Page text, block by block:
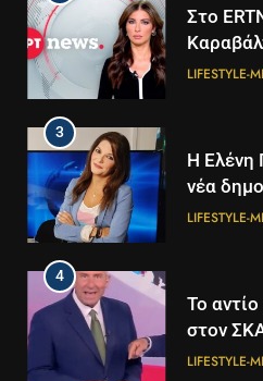
Στο
LIFESTYLE-
3
Η Ελένη
νέα
του
LIFESTYLE-
4
Το
στον
LIFESTYLE-